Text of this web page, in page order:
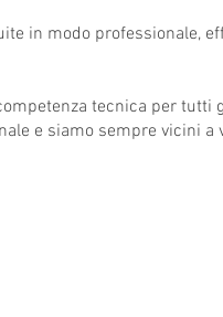
in modo professionale,
tecnica per
e siamo sempre vicini a